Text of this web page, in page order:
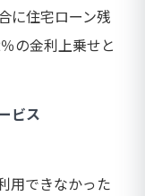
に住宅ローン残
の金利上乗せと
ビス
用できなかった